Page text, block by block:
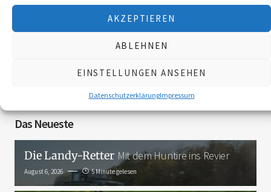
AKZEPTIEREN
ABLEHNEN
EINSTELLUNGEN ANSEHEN
DatenschutzerklärungImpressum
3K
Das Neueste
Die Landy-Retter Mit dem Huntire ins Revier
August 6, 2026 5 Minute gelesen